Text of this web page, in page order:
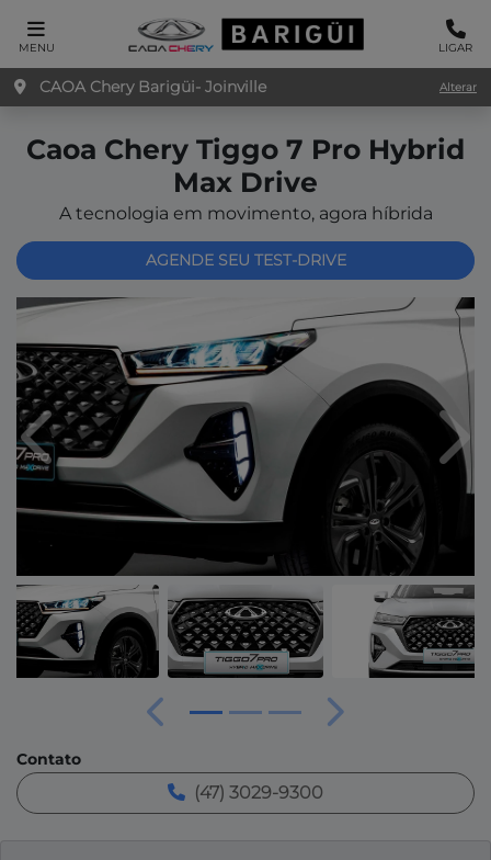
MENU LIGAR
CAOA Chery Barigüi- Joinville Alterar
Caoa Chery Tiggo 7 Pro Hybrid
Max Drive
A tecnologia em movimento, agora híbrida
AGENDE SEU TEST-DRIVE
Anterior
Anterior Próximo
Contato
(47) 3029-9300